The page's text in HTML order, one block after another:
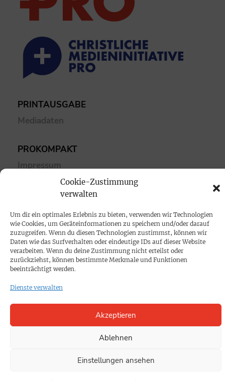
Cookie-Zustimmung
verwalten
Um dir ein optimales Erlebnis zu bieten, verwenden wir Technologien
wie Cookies, um Geräteinformationen zu speichern und/oder darauf
zuzugreifen. Wenn du diesen Technologien zustimmst, können wir
Daten wie das Surfverhalten oder eindeutige IDs auf dieser Website
verarbeiten. Wenn du deine Zustimmung nicht erteilst oder
zurückziehst, können bestimmte Merkmale und Funktionen
beeinträchtigt werden.
Dienste verwalten
Akzeptieren
Ablehnen
Einstellungen ansehen
PRINTAUSGABE
Mediadaten
PROKOMPAKT
Impressum
Datenschutz
KONTAKT
Cookie-Richtlinie